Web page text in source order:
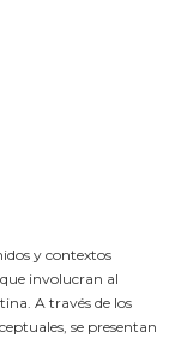
y contextos
involucran al
A través de los
se presentan